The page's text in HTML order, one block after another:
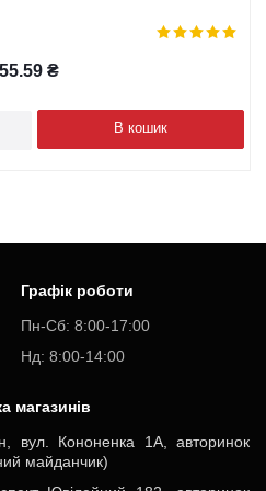
₴
В кошик
Графік роботи
Пн-Cб: 8:00-17:00
Нд: 8:00-14:00
магазинів
вул. Кононенка 1А, авторинок
майданчик)